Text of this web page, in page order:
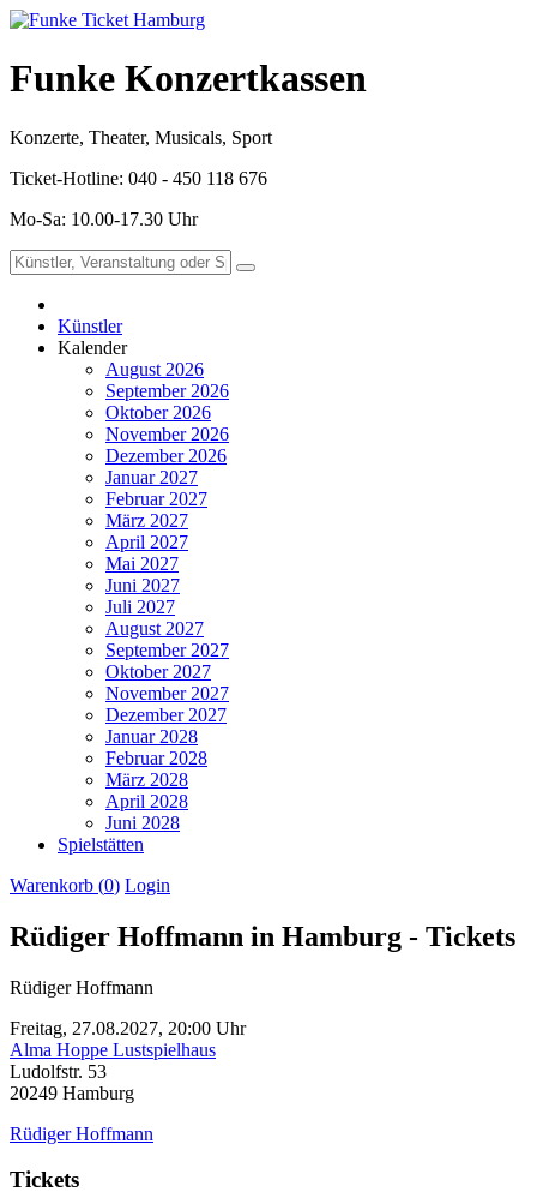
Funke Konzertkassen
Konzerte, Theater, Musicals, Sport
Ticket-Hotline: 040 - 450 118 676
Mo-Sa: 10.00-17.30 Uhr
Künstler
Kalender
August 2026
September 2026
Oktober 2026
November 2026
Dezember 2026
Januar 2027
Februar 2027
März 2027
April 2027
Mai 2027
Juni 2027
Juli 2027
August 2027
September 2027
Oktober 2027
November 2027
Dezember 2027
Januar 2028
Februar 2028
März 2028
April 2028
Juni 2028
Spielstätten
Warenkorb (0) Login
Rüdiger Hoffmann in Hamburg - Tickets
Rüdiger Hoffmann
Freitag, 27.08.2027, 20:00 Uhr
Alma Hoppe Lustspielhaus
Ludolfstr. 53
20249 Hamburg
Rüdiger Hoffmann
Tickets